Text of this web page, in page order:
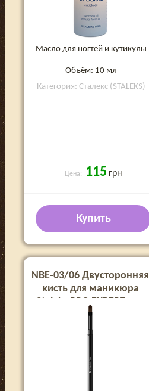
Масло для ногтей и кутикулы
Объём: 10 мл
Категория: Сталекс (STALEKS)
Цена: 115 грн
Купить
NBE-03/06 Двусторонняя
кисть для маникюра
Staleks PRO EXPERT для
геля 11 мм лайнер 10 мм